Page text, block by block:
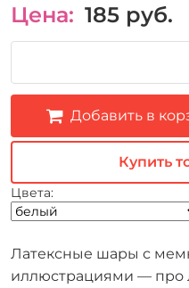
Цена: 185 руб.
Добавить в
Купить
Цвета:
Латексные шары с
иллюстрациями — про